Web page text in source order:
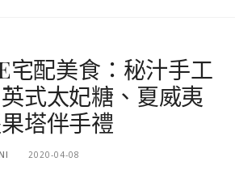
宅配美食：秘汁手工
式太妃糖、夏威夷
塔伴手禮
2020-04-08